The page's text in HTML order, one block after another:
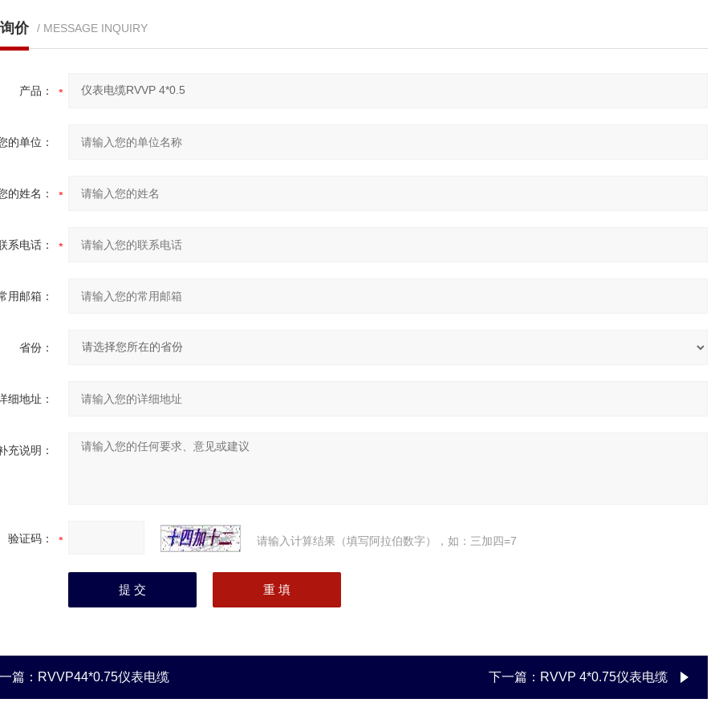
价 / MESSAGE INQUIRY
产品：
的单位：
的姓名：
系电话：
用邮箱：
省份：
细地址：
充说明：
验证码： 请输入计算结果（填写阿拉伯数字），如：三加四=7
篇： RVVP44*0.75仪表电缆 下一篇： RVVP 4*0.75仪表电缆